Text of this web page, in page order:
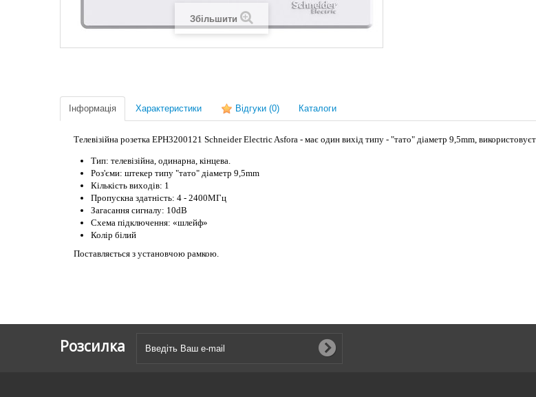
Збільшити
Інформація Характеристики Відгуки (0) Каталоги
Телевізійна розетка EPH3200121 Schneider Electric Asfora - має один вихід типу - "тато" діаметр 9,5mm,
Тип: телевізійна, одинарна, кінцева.
Роз'єми: штекер типу "тато" діаметр 9,5mm
Кількість виходів: 1
Пропускна здатність: 4 - 2400МГц
Загасання сигналу: 10dB
Схема підключення: «шлейф»
Колір білий
Поставляється з установчою рамкою.
Розсилка